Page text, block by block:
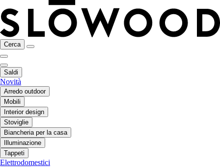
Cerca
Saldi
Novità
Arredo outdoor
Mobili
Interior design
Stoviglie
Biancheria per la casa
Illuminazione
Tappeti
Elettrodomestici